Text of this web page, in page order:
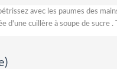
avec les paumes des
d'une cuillère à soupe de sucre .